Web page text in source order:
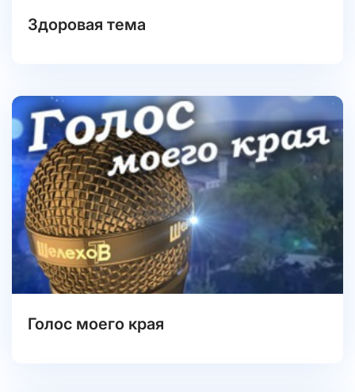
Здоровая тема
Голос моего края